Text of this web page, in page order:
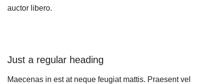
auctor libero.
Just a regular heading
Maecenas in est at neque feugiat mattis. Praesent vel